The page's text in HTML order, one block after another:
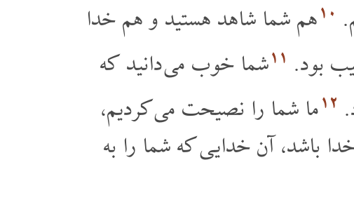
۱۰هم شما شاهد هستید و هم خدا
بود. ۱۱شما خوب می دانید که
۱۲ما شما را نصیحت می کردیم،
باشد، آن خدایی که شما را به